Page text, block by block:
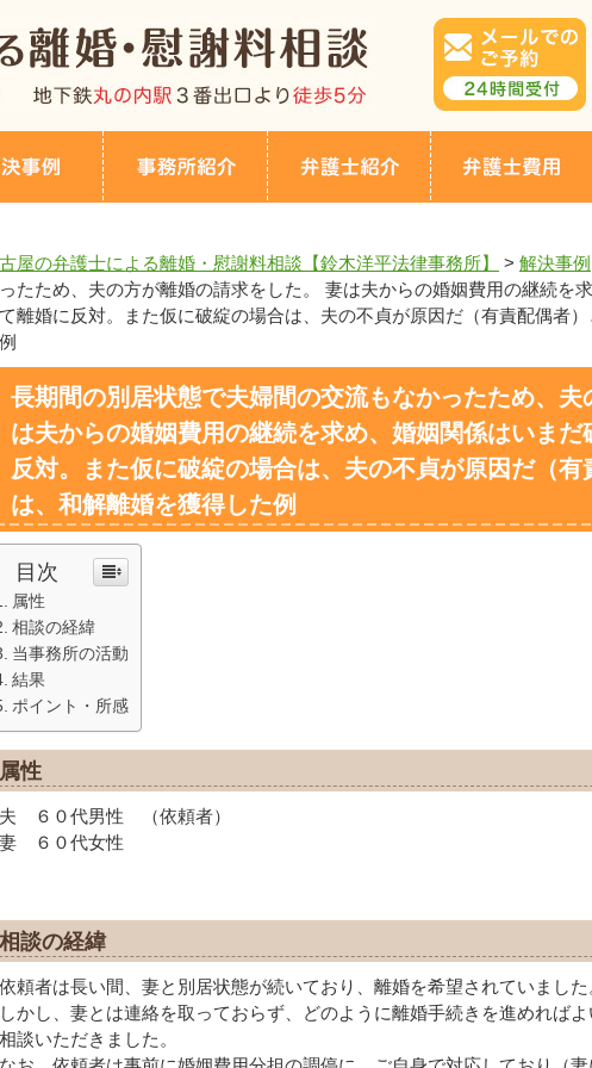
屋の弁護士による離婚・慰謝料相談【鈴木洋平法律事務所】 > 解決事例
たため、夫の方が離婚の請求をした。 妻は夫からの婚姻費用の継続を
離婚に反対。また仮に破綻の場合は、夫の不貞が原因だ（有責配偶者
長期間の別居状態で夫婦間の交流もなかったため、
は夫からの婚姻費用の継続を求め、婚姻関係はいま
反対。また仮に破綻の場合は、夫の不貞が原因だ（
は、和解離婚を獲得した例
目次
属性
相談の経緯
当事務所の活動
結果
ポイント・所感
属性
夫 ６０代男性 （依頼者）
妻 ６０代女性
相談の経緯
依頼者は長い間、妻と別居状態が続いており、離婚を希望されていました
しかし、妻とは連絡を取っておらず、どのように離婚手続きを進めれば
談いただきました。